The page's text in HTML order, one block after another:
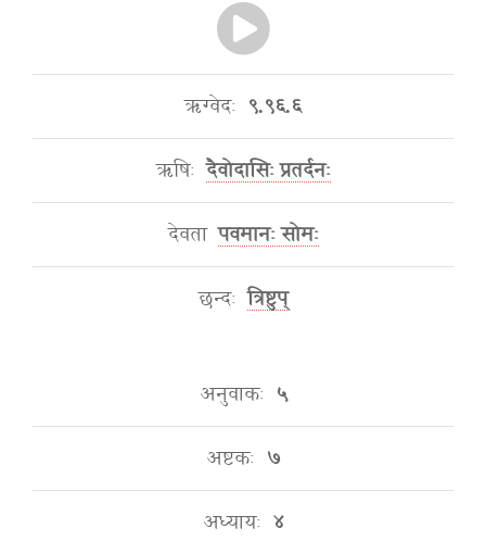
ऋग्वेदः ९.९६.६
ऋषिः दैवोदासिः प्रतर्दनः
देवता पवमानः सोमः
छन्दः त्रिष्टुप्
अनुवाकः ५
अष्टकः ७
अध्यायः ४